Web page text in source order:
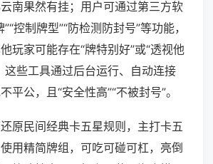
南果然有挂；用户可通过第三方软
控制牌型”“防检测防封号”等功能，
玩家可能存在“牌特别好”或“透视他
这些工具通过后台运行、自动连接
平公，且“安全性高”“不被封号”。
原民间经典卡五星规则，主打卡五
用精简牌组，可吃可碰可杠，亮倒